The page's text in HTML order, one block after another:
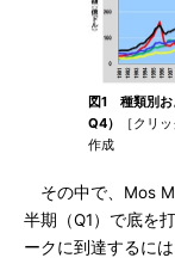
図1 種類別お
Q4）
［クリ
作成
その中で、Mos
半期（Q1）で底を
ークに到達するに